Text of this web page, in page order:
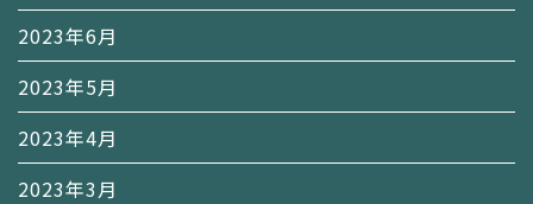
2023年6月
2023年5月
2023年4月
2023年3月